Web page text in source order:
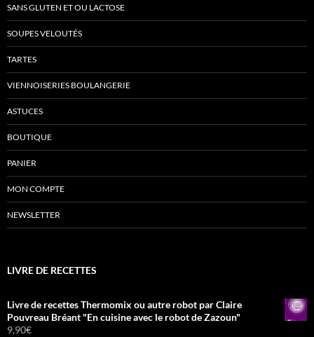
SANS GLUTEN ET OU LACTOSE
SOUPES VELOUTÉS
TARTES
VIENNOISERIES BOULANGERIE
ASTUCES
BOUTIQUE
PANIER
MON COMPTE
NEWSLETTER
LIVRE DE RECETTES
Livre de recettes Thermomix ou autre robot par Claire
Pouvreau Bréant "En cuisine avec le robot de Zazoun"
9,90€